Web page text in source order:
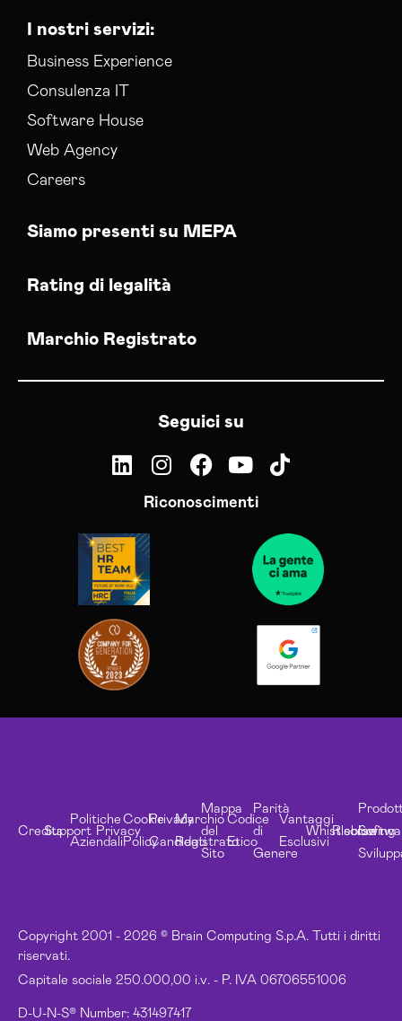
I nostri servizi:
Business Experience
Consulenza IT
Software House
Web Agency
Careers
Siamo presenti su MEPA
Rating di legalità
Marchio Registrato
Seguici su
Riconoscimenti
Copyright 2001 - 2026 © Brain Computing S.p.A. Tutti i diritti
riservati.
Capitale sociale 250.000,00 i.v. - P. IVA 06706551006
D-U-N-S® Number: 431497417
CreditsSupport
Politiche
Aziendali
Privacy
Cookie
Policy
Privacy
Candidati
Marchio
Registrato
Mappa
del
Sito
Codice
Etico
Parità
di
Genere
Vantaggi
Esclusivi
Whistleblowing
Risorse